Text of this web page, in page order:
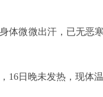
体微微出汗，已无恶
16日晚未发热，现体